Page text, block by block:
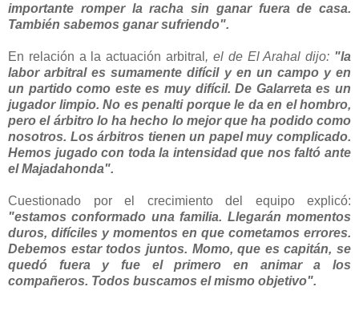
importante romper la racha sin ganar fuera de casa.
También sabemos ganar sufriendo".
En relación a la actuación arbitral , el de El Arahal dijo: "la
labor arbitral es sumamente difícil y en un campo y en
un partido como este es muy difícil. De Galarreta es un
jugador limpio. No es penalti porque le da en el hombro,
pero el árbitro lo ha hecho lo mejor que ha podido como
nosotros. Los árbitros tienen un papel muy complicado.
Hemos jugado con toda la intensidad que nos faltó ante
el Majadahonda".
Cuestionado por el crecimiento del equipo explicó:
"estamos conformado una familia. Llegarán momentos
duros, difíciles y momentos en que cometamos errores.
Debemos estar todos juntos. Momo, que es capitán, se
quedó fuera y fue el primero en animar a los
compañeros. Todos buscamos el mismo objetivo".